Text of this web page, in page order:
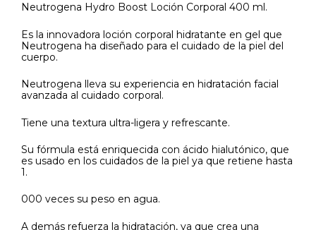
Neutrogena Hydro Boost Loción Corporal 400 ml.
Es la innovadora loción corporal hidratante en gel que
Neutrogena ha diseñado para el cuidado de la piel del
cuerpo.
Neutrogena lleva su experiencia en hidratación facial
avanzada al cuidado corporal.
Tiene una textura ultra-ligera y refrescante.
Su fórmula está enriquecida con ácido hialutónico, que
es usado en los cuidados de la piel ya que retiene hasta
1.
000 veces su peso en agua.
A demás refuerza la hidratación, ya que crea una